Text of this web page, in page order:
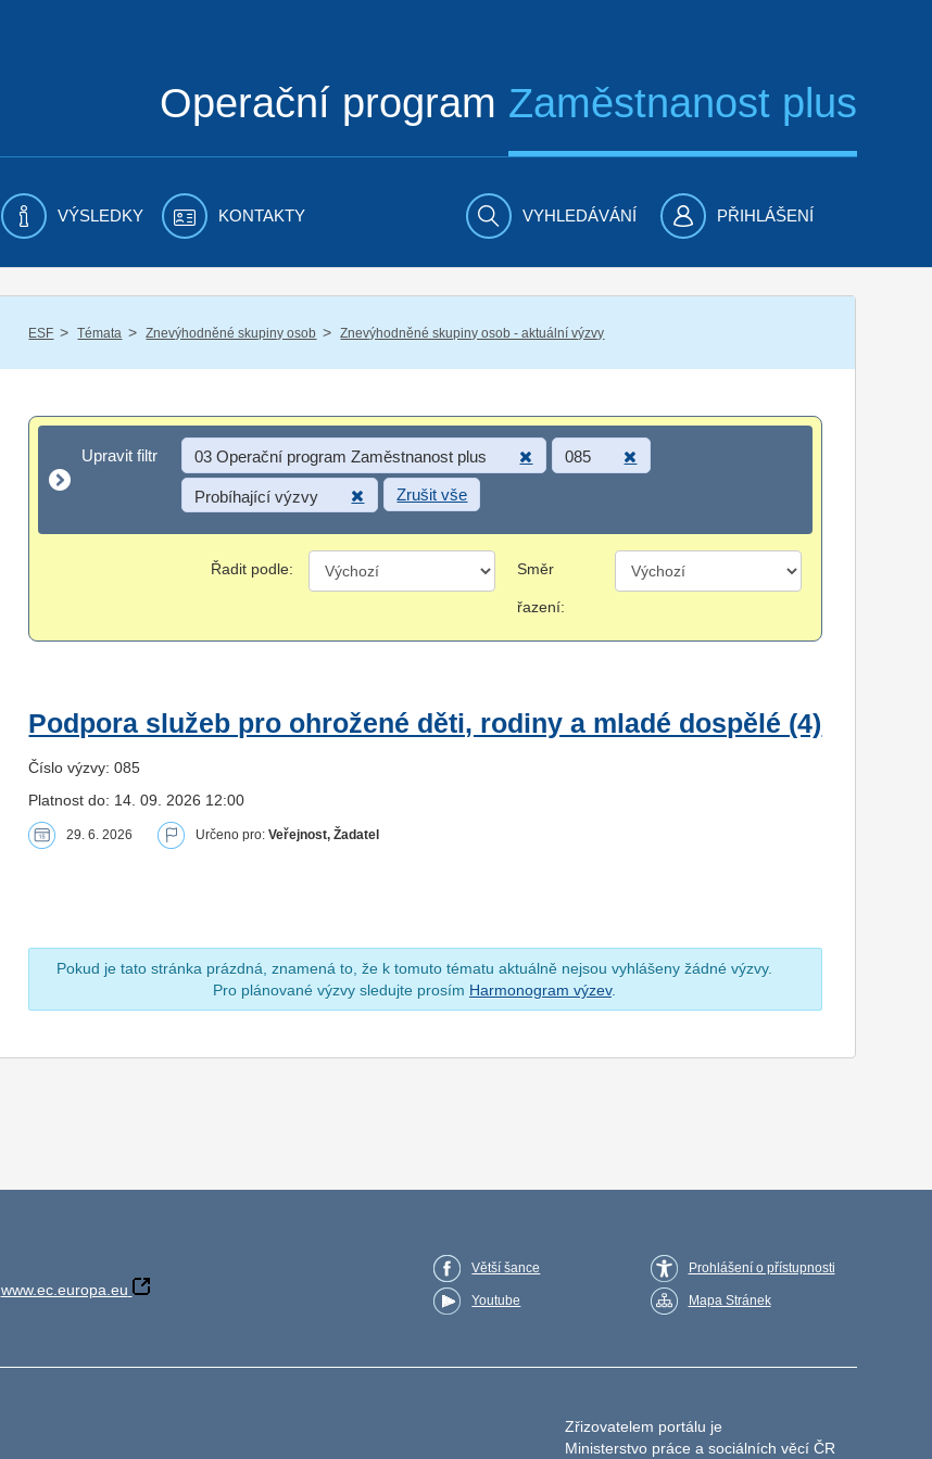
Operační program Zaměstnanost plus
VÝSLEDKY KONTAKTY VYHLEDÁVÁNÍ PŘIHLÁŠENÍ
ESF / Témata / Znevýhodněné skupiny osob / Znevýhodněné skupiny osob - aktuální výzvy
Upravit filtr
Upravit filtr 03 Operační program Zaměstnanost plus 085
Probíhající výzvy Zrušit vše
Řadit podle: Směr
řazení:
Podpora služeb pro ohrožené děti, rodiny a mladé dospělé (4)
Číslo výzvy: 085
Platnost do: 14. 09. 2026 12:00
29. 6. 2026 Určeno pro:Veřejnost, Žadatel
Pokud je tato stránka prázdná, znamená to, že k tomuto tématu aktuálně nejsou vyhlášeny žádné výzvy.
Pro plánované výzvy sledujte prosím Harmonogram výzev.
www.ec.europa.eu
Větší šance
Youtube
Prohlášení o přístupnosti
Mapa Stránek
Zřizovatelem portálu je
Ministerstvo práce a sociálních věcí ČR